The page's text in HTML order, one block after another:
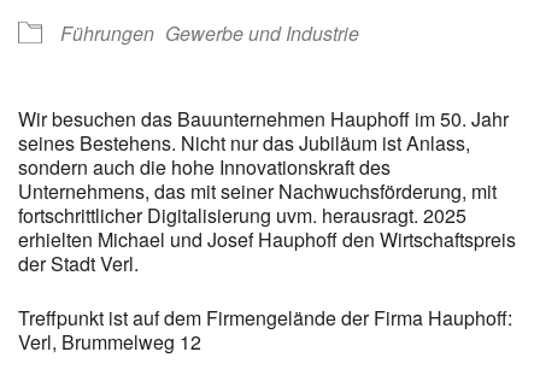
Führungen Gewerbe und Industrie
Wir besuchen das Bauunternehmen Hauphoff im 50. Jahr
seines Bestehens. Nicht nur das Jubiläum ist Anlass,
sondern auch die hohe Innovationskraft des
Unternehmens, das mit seiner Nachwuchsförderung, mit
fortschrittlicher Digitalisierung uvm. herausragt. 2025
erhielten Michael und Josef Hauphoff den Wirtschaftspreis
der Stadt Verl.
Treffpunkt ist auf dem Firmengelände der Firma Hauphoff:
Verl, Brummelweg 12